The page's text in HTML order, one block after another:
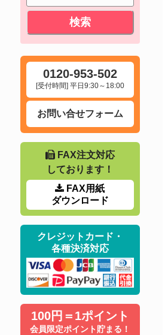
0120-953-502
[受付時間] 平日9:30～18:00
お問い合せフォーム
FAX注文対応
しております！
FAX用紙
ダウンロード
クレジットカード・
各種決済対応
100円＝1ポイント
会員限定ポイント貯まる！